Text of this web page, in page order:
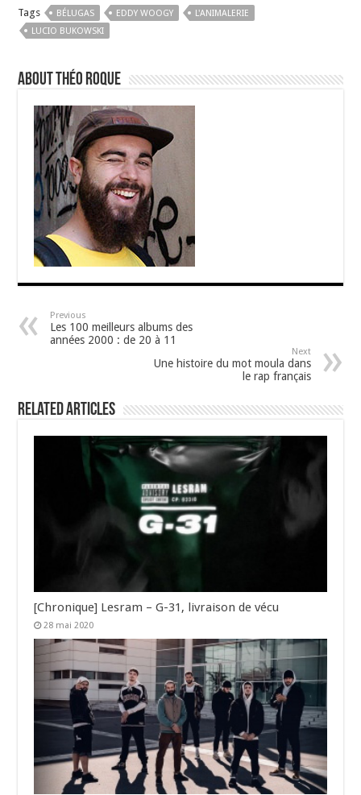
Tags BÉLUGAS EDDY WOOGY
L'ANIMALERIE
LUCIO BUKOWSKI
About Théo Roque
Previous
Les 100 meilleurs albums des
années 2000 : de 20 à 11
Next
Une histoire du mot moula dans
le rap français
Related Articles
[Chronique] Lesram – G-31, livraison de vécu
28 mai 2020